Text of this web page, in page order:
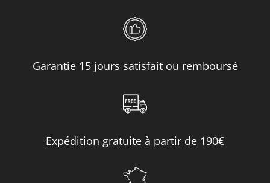
Garantie 15 jours satisfait ou remboursé
Expédition gratuite à partir de 190€